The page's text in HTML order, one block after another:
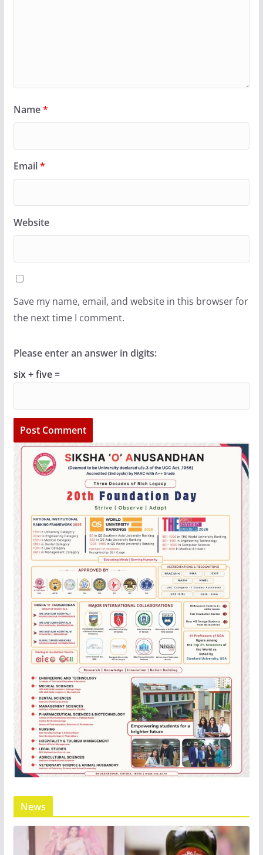
Name*
Email*
Website
Save my name, email, and website in this browser for
the next time I comment.
Please enter an answer in digits:
six + five =
News